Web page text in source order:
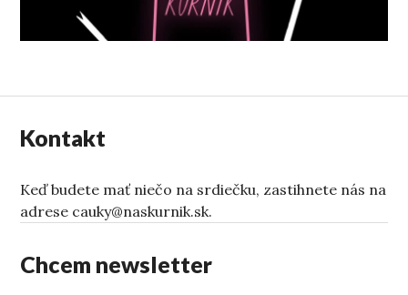
Kontakt
Keď budete mať niečo na srdiečku, zastihnete nás na
adrese cauky@naskurnik.sk.
Chcem newsletter